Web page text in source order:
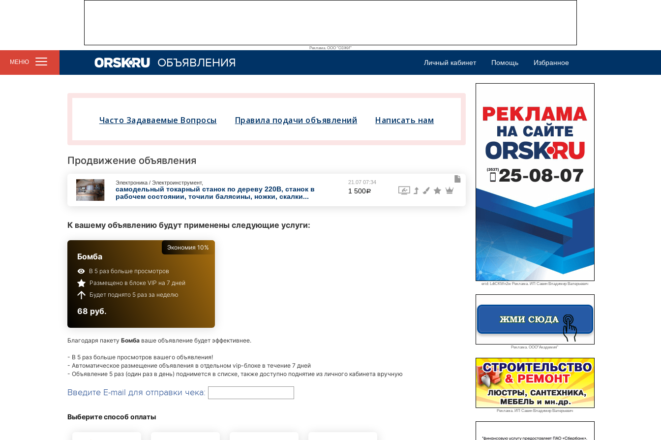
Реклама. ООО "ОЗЖИ"
МЕНЮ ОБЪЯВЛЕНИЯ Личный кабинет Помощь Избранное
erid: LdtCKWn2w Реклама. ИП Савин Владимир Валерьевич
Реклама. ООО"Академия"
Реклама. ИП Савин Владимир Валерьевич
Часто Задаваемые Вопросы Правила подачи объявлений Написать нам
Продвижение объявления
Электроника / Электроинструмент,
самодельный токарный станок по дереву 220В, станок в
рабочем состоянии, точили балясины, ножки, скалки...
21.07 07:34
1 500a
К вашему объявлению будут применены следующие услуги:
Экономия 10%
Бомба
В 5 раз больше просмотров
Размещено в блоке VIP на 7 дней
Будет поднято 5 раз за неделю
68 руб.
Благодаря пакету Бомба ваше объявление будет эффективнее.
- В 5 раз больше просмотров вашего объявления!
- Автоматическое размещение объявления в отдельном vip-блоке в течение 7 дней
- Объявление 5 раз (один раз в день) поднимется в списке, также доступно поднятие из личного кабинета вручную
Введите E-mail для отправки чека:
Выберите способ оплаты